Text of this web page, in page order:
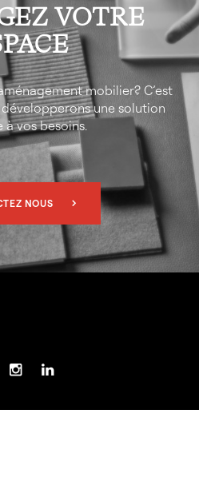
VOTRE
mobilier? C’est
une solution
à vos besoins.
NOUS